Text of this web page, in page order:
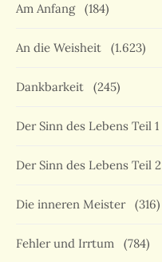
Am Anfang (184)
An die Weisheit (1.623)
Dankbarkeit (245)
Der Sinn des Lebens Teil 1
Der Sinn des Lebens Teil 2
Die inneren Meister (316)
Fehler und Irrtum (784)